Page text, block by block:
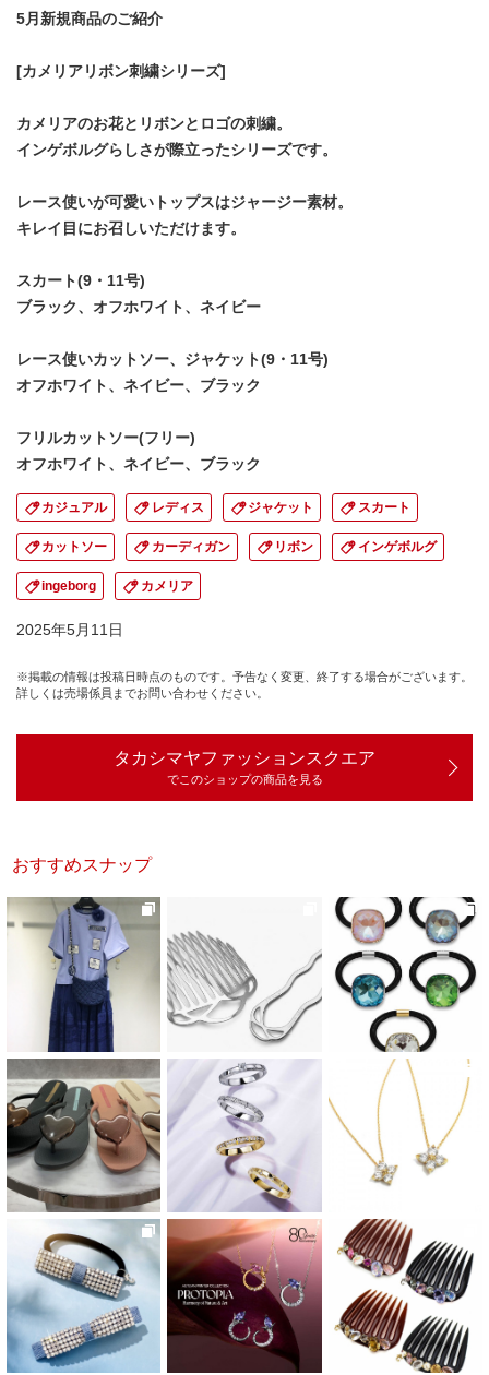
5月新規商品のご紹介
[カメリアリボン刺繍シリーズ]
カメリアのお花とリボンとロゴの刺繍。
インゲボルグらしさが際立ったシリーズです。
レース使いが可愛いトップスはジャージー素材。
キレイ目にお召しいただけます。
スカート(9・11号)
ブラック、オフホワイト、ネイビー
レース使いカットソー、ジャケット(9・11号)
オフホワイト、ネイビー、ブラック
フリルカットソー(フリー)
オフホワイト、ネイビー、ブラック
カジュアル レディス ジャケット スカート
カットソー カーディガン リボン インゲボルグ
ingeborg カメリア
2025年5月11日
※掲載の情報は投稿日時点のものです。予告なく変更、終了する場合がございます。
詳しくは売場係員までお問い合わせください。
タカシマヤファッションスクエア
でこのショップの商品を見る
おすすめスナップ